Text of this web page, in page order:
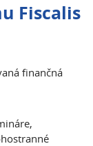
Fiscalis
finančná